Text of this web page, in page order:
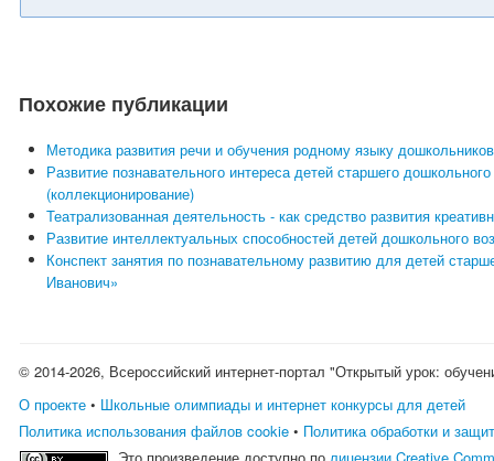
Похожие публикации
Методика развития речи и обучения родному языку дошкольников
Развитие познавательного интереса детей старшего
(коллекционирование)
Театрализованная деятельность - как средство развития
Развитие интеллектуальных способностей детей дошкольного
Конспект занятия по познавательному развитию для детей
Иванович»
© 2014-2026, Всероссийский интернет-портал "Открытый урок:
О проекте • Школьные олимпиады и интернет конкурсы для детей
Политика использования файлов cookie • Политика обработки и